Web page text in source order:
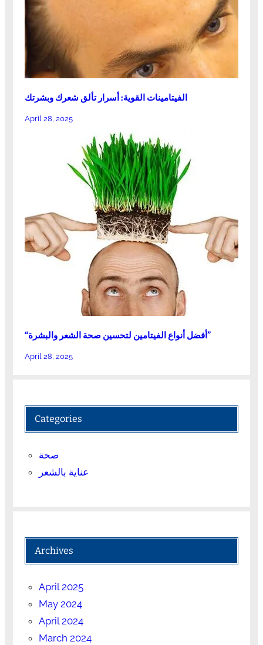
الفيتامينات القوية: أسرار تألق شعرك وبشرتك
April 28, 2025
“أفضل أنواع الفيتامين لتحسين صحة الشعر والبشرة”
April 28, 2025
Categories
صحة
عناية بالشعر
Archives
April 2025
May 2024
April 2024
March 2024